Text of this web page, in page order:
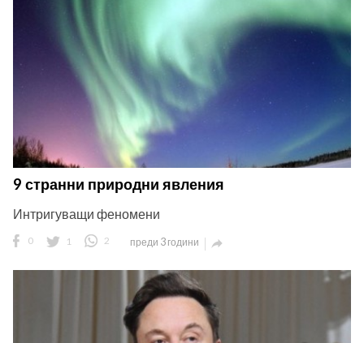
9 странни природни явления
Интригуващи феномени
0 1 2 преди 3 години 